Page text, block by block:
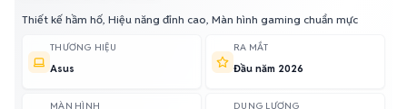
Thiết kế hầm hố, Hiệu năng đỉnh cao, Màn hình gaming chuẩn mực
THƯƠNG HIỆU
Asus
RA MẮT
Đầu năm 2026
MÀN HÌNH DUNG LƯỢNG